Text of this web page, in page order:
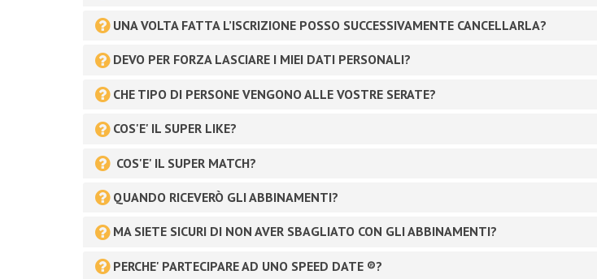
UNA VOLTA FATTA L’ISCRIZIONE POSSO SUCCESSIVAMENTE CANCELLARLA?
DEVO PER FORZA LASCIARE I MIEI DATI PERSONALI?
CHE TIPO DI PERSONE VENGONO ALLE VOSTRE SERATE?
COS'E' IL SUPER LIKE?
COS'E' IL SUPER MATCH?
QUANDO RICEVERÒ GLI ABBINAMENTI?
MA SIETE SICURI DI NON AVER SBAGLIATO CON GLI ABBINAMENTI?
PERCHE' PARTECIPARE AD UNO SPEED DATE ®?